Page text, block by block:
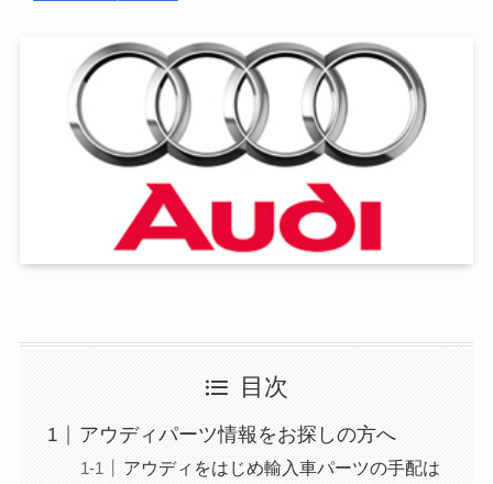
目次
アウディパーツ情報をお探しの方へ
アウディをはじめ輸入車パーツの手配は